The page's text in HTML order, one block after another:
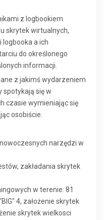
z logbookiem
skrytek wirtualnych,
logbooka a ich
do określonego
informacji.
z jakimś wydarzeniem
spotykają się w
czasie wymieniając się
osobiście.
narzędzi w
zakładania skrytek
w terenie: 81
4, założenie skrytek
skrytek wielkosci